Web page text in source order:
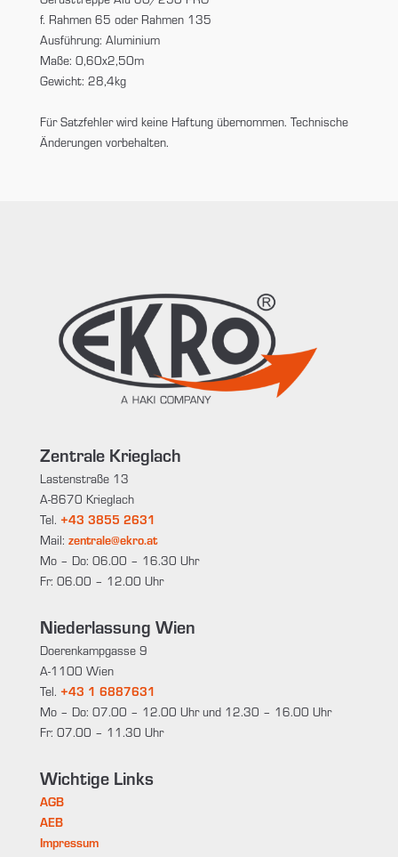
f. Rahmen 65 oder Rahmen 135
Ausführung: Aluminium
Maße: 0,60x2,50m
Gewicht: 28,4kg
Für Satzfehler wird keine Haftung übernommen. Technische
Änderungen vorbehalten.
Zentrale Krieglach
Lastenstraße 13
A-8670 Krieglach
Tel. +43 3855 2631
Mail: zentrale@ekro.at
Mo – Do: 06.00 – 16.30 Uhr
Fr: 06.00 – 12.00 Uhr
Niederlassung Wien
Doerenkampgasse 9
A-1100 Wien
Tel. +43 1 6887631
Mo – Do: 07.00 – 12.00 Uhr und 12.30 – 16.00 Uhr
Fr: 07.00 – 11.30 Uhr
Wichtige Links
AGB
AEB
Impressum